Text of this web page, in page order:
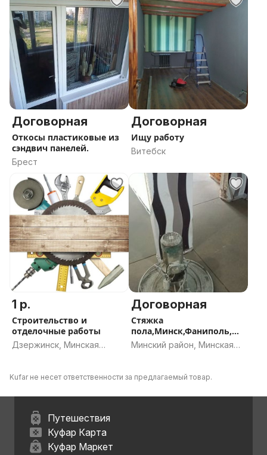
Договорная
Откосы пластиковые из
сэндвич панелей.
Брест
Договорная
Ищу работу
Витебск
1 р.
Строительство и
отделочные работы
Дзержинск, Минская
Договорная
Стяжка
пола,Минск,Фаниполь,
Заславль,Колодищи,полу
сухая механизированная
Минский район, Минская
Kufar не несет ответственности за предлагаемый товар.
Путешествия
Куфар Карта
Куфар Маркет